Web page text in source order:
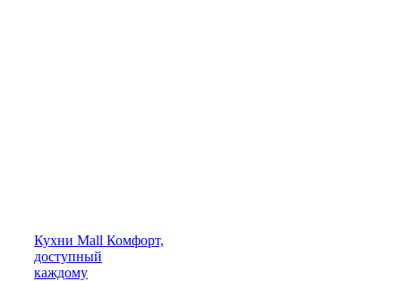
Кухни Mall Комфорт,
доступный
каждому